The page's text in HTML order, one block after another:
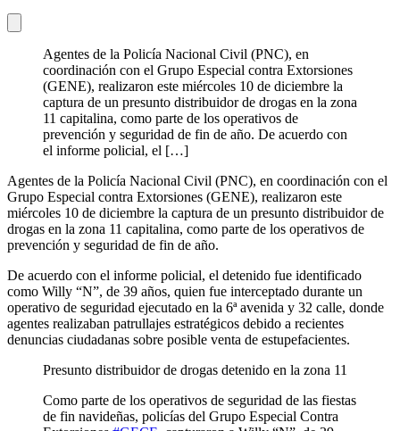
Agentes de la Policía Nacional Civil (PNC), en
coordinación con el Grupo Especial contra Extorsiones
(GENE), realizaron este miércoles 10 de diciembre la
captura de un presunto distribuidor de drogas en la zona
11 capitalina, como parte de los operativos de
prevención y seguridad de fin de año. De acuerdo con
el informe policial, el […]
Agentes de la Policía Nacional Civil (PNC), en coordinación con el
Grupo Especial contra Extorsiones (GENE), realizaron este
miércoles 10 de diciembre la captura de un presunto distribuidor de
drogas en la zona 11 capitalina, como parte de los operativos de
prevención y seguridad de fin de año.
De acuerdo con el informe policial, el detenido fue identificado
como Willy “N”, de 39 años, quien fue interceptado durante un
operativo de seguridad ejecutado en la 6ª avenida y 32 calle, donde
agentes realizaban patrullajes estratégicos debido a recientes
denuncias ciudadanas sobre posible venta de estupefacientes.
Presunto distribuidor de drogas detenido en la zona 11
Como parte de los operativos de seguridad de las fiestas
de fin navideñas, policías del Grupo Especial Contra